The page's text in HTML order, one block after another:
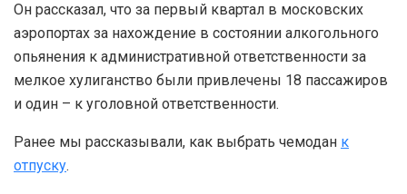
Он рассказал, что за первый квартал в московских
аэропортах за нахождение в состоянии алкогольного
опьянения к административной ответственности за
мелкое хулиганство были привлечены 18 пассажиров
и один – к уголовной ответственности.
Ранее мы рассказывали, как выбрать чемодан к
отпуску.